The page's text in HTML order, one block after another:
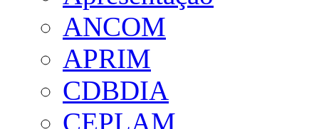
ANCOM
APRIM
CDBDIA
CEPLAM